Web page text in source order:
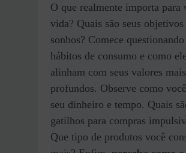
O que realmente importa para
vida? Quais são seus objetivos
sonhos? Comece questionando
hábitos de consumo e como
alinham com seus valores mais
profundos. Observe como
seu dinheiro e tempo. Quais
gatilhos para compras
Que tipo de produtos você